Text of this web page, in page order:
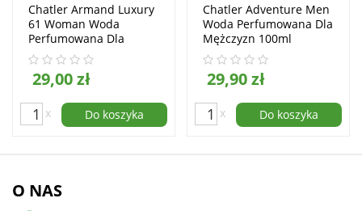
Chatler Armand Luxury
61 Woman Woda
Perfumowana Dla
Kobiet 100ml
29,00 zł
x Do koszyka
Chatler Adventure Men
Woda Perfumowana Dla
Mężczyzn 100ml
29,90 zł
x Do koszyka
O NAS